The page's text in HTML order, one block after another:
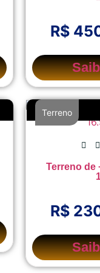
R$
Terreno
Terreno de
R$